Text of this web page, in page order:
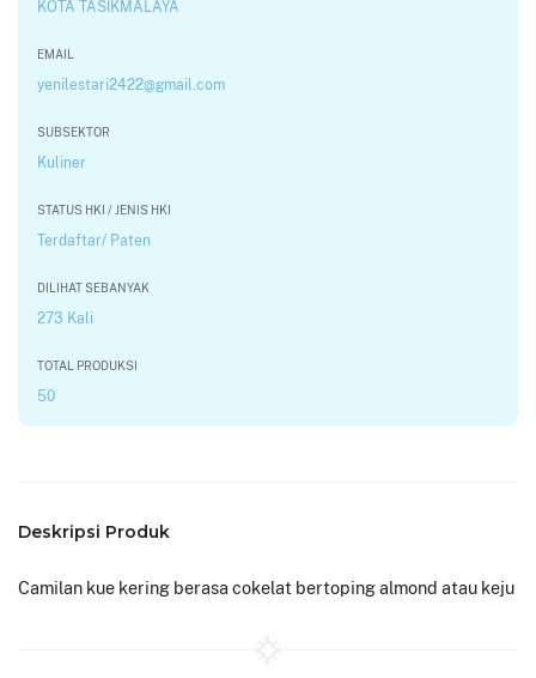
KOTA TASIKMALAYA
EMAIL
yenilestari2422@gmail.com
SUBSEKTOR
Kuliner
STATUS HKI / JENIS HKI
Terdaftar/ Paten
DILIHAT SEBANYAK
273 Kali
TOTAL PRODUKSI
50
Deskripsi Produk
Camilan kue kering berasa cokelat bertoping almond atau keju